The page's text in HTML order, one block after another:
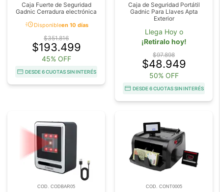
Caja Fuerte de Seguridad
Gadnic Cerradura electrónica
acuteDisponibleen 10 días
$351.816
$193.499
45% OFF
DESDE 6 CUOTAS SIN INTERÉS
Caja de Seguridad Portátil
Gadnic Para Llaves Apta
Exterior
Llega Hoy o
¡Retiralo hoy!
$97.898
$48.949
50% OFF
DESDE 6 CUOTAS SIN INTERÉS
COD. CODBAR05 COD. CONT0005